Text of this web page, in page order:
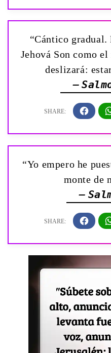
“Cántico gradual.
Jehová Son como
deslizará:
—
“Yo empero he
monte de
—